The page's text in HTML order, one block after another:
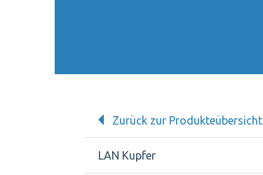
Zurück zur Produkteübersicht
LAN Kupfer